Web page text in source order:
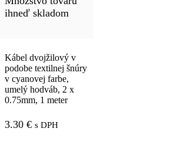
ihneď skladom
Kábel dvojžilový v
podobe textilnej šnúry
v cyanovej farbe,
umelý hodváb, 2 x
0.75mm, 1 meter
3.30 € s DPH